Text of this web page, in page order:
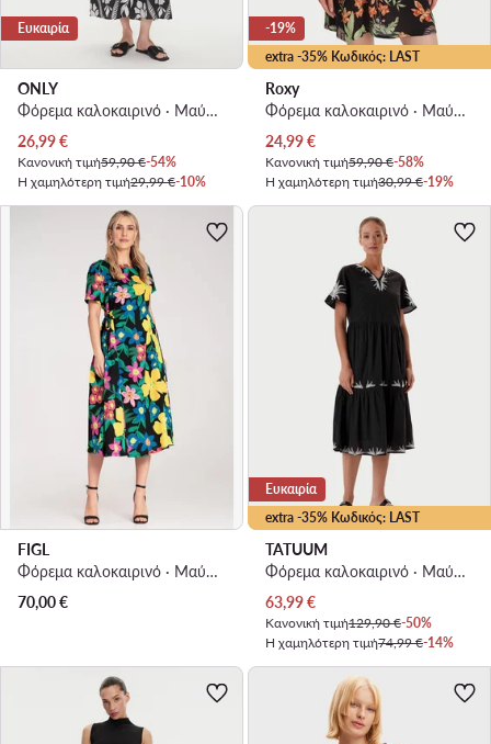
Ευκαιρία
ONLY
Φόρεμα καλοκαιρινό · Μαύρο · Midi
Τρέχουσα τιμή
26,99€
Κανονική τιμή59,90 €-54%
Η χαμηλότερη τιμή29,99 €-10%
extra -35% Κωδικός: LAST
-19%
Roxy
Φόρεμα καλοκαιρινό · Μαύρο · Mini
Τρέχουσα τιμή
24,99€
Κανονική τιμή59,90 €-58%
Η χαμηλότερη τιμή30,99 €-19%
FIGL
Φόρεμα καλοκαιρινό · Μαύρο · Midi
70,00€
extra -35% Κωδικός: LAST
Ευκαιρία
TATUUM
Φόρεμα καλοκαιρινό · Μαύρο · Midi
Τρέχουσα τιμή
63,99€
Κανονική τιμή129,90 €-50%
Η χαμηλότερη τιμή74,99 €-14%